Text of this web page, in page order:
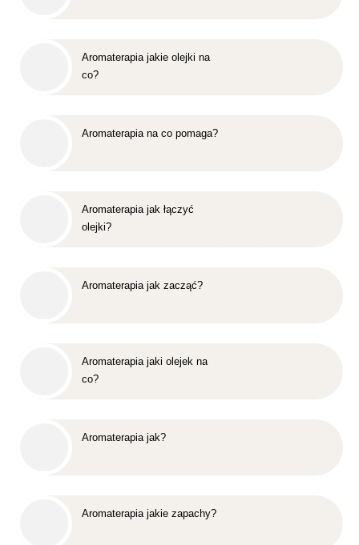
Aromaterapia jakie olejki na
co?
Aromaterapia na co pomaga?
Aromaterapia jak łączyć
olejki?
Aromaterapia jak zacząć?
Aromaterapia jaki olejek na
co?
Aromaterapia jak?
Aromaterapia jakie zapachy?